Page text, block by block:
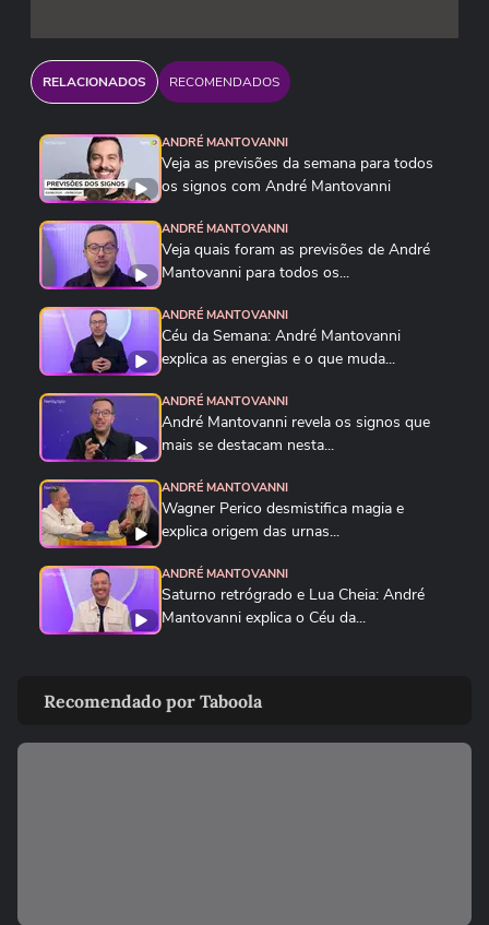
online/terra-voce/curso-de-taro
RELACIONADOS RECOMENDADOS
ANDRÉ MANTOVANNI
Veja as previsões da semana para todos
os signos com André Mantovanni
ANDRÉ MANTOVANNI
Veja quais foram as previsões de André
Mantovanni para todos os...
ANDRÉ MANTOVANNI
Céu da Semana: André Mantovanni
explica as energias e o que muda...
ANDRÉ MANTOVANNI
André Mantovanni revela os signos que
mais se destacam nesta...
ANDRÉ MANTOVANNI
Wagner Perico desmistifica magia e
explica origem das urnas...
ANDRÉ MANTOVANNI
Saturno retrógrado e Lua Cheia: André
Mantovanni explica o Céu da...
Mantovanni para os signos...
ANDRÉ MANTOVANNI
Recomendado por Taboola